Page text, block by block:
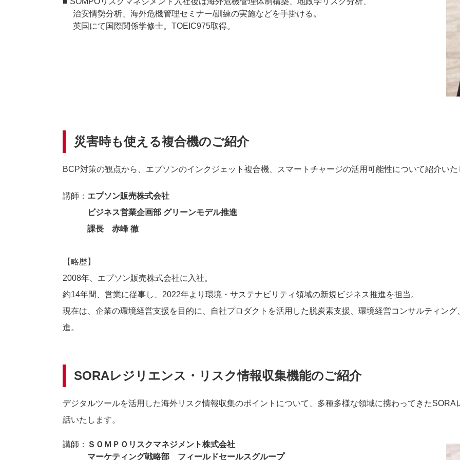
治安情勢分析、海外危機管理セミナー/訓練の実施などを手掛ける。
英国にて国際関係学修士。TOEIC975取得。
災害時も使える複合機のご紹介
BCP対策の観点から、エプソンのインクジェット複合機、スマートチャージの活用可能性について紹介い
講師： エプソン販売株式会社
ビジネス営業企画部 グリーンモデル推進
課長 赤峰 徹
【略歴】
2008年、エプソン販売株式会社に入社。
約14年間、営業に従事し、2022年より環境・サステナビリティ領域の新規ビジネス推進を担当。
現在は、企業の環境経営支援を目的に、自社プロダクトを活用した脱炭素支援、環境経営コンサルティン
進。
SORAレジリエンス・リスク情報収集機能のご紹介
デジタルツールを活用した海外リスク情報収集のポイントについて、多種多様な領域に携わってきた
話いたします。
講師： ＳＯＭＰＯリスクマネジメント株式会社
マーケティング戦略部 フィールドセールスグループ